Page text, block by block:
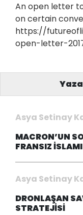
An open letter
on certain
https://
open-letter-
Asya Setinay
MACRON’UN
FRANSIZ İSLAMI
Asya Setinay
DRONLAŞAN
STRATEJİSİ